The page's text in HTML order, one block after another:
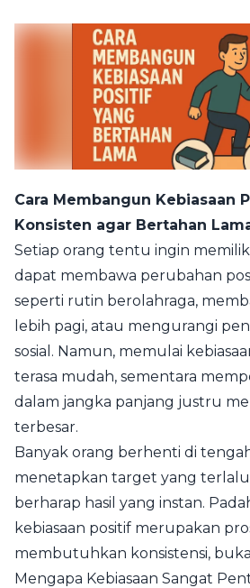
Cara Membangun Kebiasaan
Konsisten agar Bertahan
Setiap orang tentu ingin
dapat membawa perubahan
seperti rutin berolahraga,
lebih pagi, atau mengurangi
sosial. Namun, memulai
terasa mudah, sementara
dalam jangka panjang justru
terbesar.
Banyak orang berhenti di
menetapkan target yang
berharap hasil yang instan.
kebiasaan positif merupakan
membutuhkan konsistensi,
Mengapa Kebiasaan Sangat